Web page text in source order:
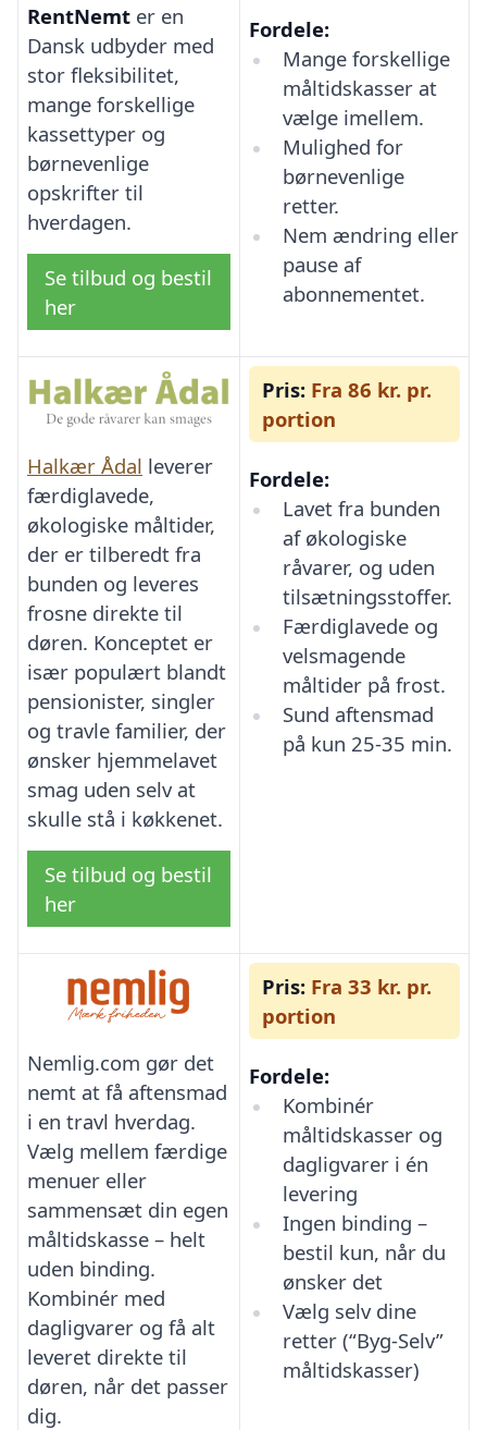
RentNemt er en
Dansk udbyder med
stor fleksibilitet,
mange forskellige
kassettyper og
børnevenlige
opskrifter til
hverdagen.
Se tilbud og bestil
her
Fordele:
Mange forskellige
måltidskasser at
vælge imellem.
Mulighed for
børnevenlige
retter.
Nem ændring eller
pause af
abonnementet.
Halkær Ådal leverer
færdiglavede,
økologiske måltider,
der er tilberedt fra
bunden og leveres
frosne direkte til
døren. Konceptet er
især populært blandt
pensionister, singler
og travle familier, der
ønsker hjemmelavet
smag uden selv at
skulle stå i køkkenet.
Se tilbud og bestil
her
Pris: Fra 86 kr. pr.
portion
Fordele:
Lavet fra bunden
af økologiske
råvarer, og uden
tilsætningsstoffer.
Færdiglavede og
velsmagende
måltider på frost.
Sund aftensmad
på kun 25-35 min.
Nemlig.com gør det
nemt at få aftensmad
i en travl hverdag.
Vælg mellem færdige
menuer eller
sammensæt din egen
måltidskasse – helt
uden binding.
Kombinér med
dagligvarer og få alt
leveret direkte til
døren, når det passer
dig.
Pris: Fra 33 kr. pr.
portion
Fordele:
Kombinér
måltidskasser og
dagligvarer i én
levering
Ingen binding –
bestil kun, når du
ønsker det
Vælg selv dine
retter (“Byg-Selv”
måltidskasser)